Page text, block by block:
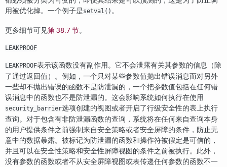
用被优化掉。一个例子是setval() 。
更多细节可见第 38.7 节。
LEAKPROOF
LEAKPROOF表示该函数没有副作用。它不会泄露有关其参数的信息（除
了通过返回值）。例如，一个只对某些参数值抛出错误消息而对另外
一些却不抛出错误的函数不是防泄漏的，一个把参数值包括在任何错
误消息中的函数也不是防泄漏的。这会影响系统如何执行在使用
security_barrier选项创建的视图或者开启了行级安全性的表上执行
查询。对于包含有非防泄漏函数的查询，系统将在任何来自查询本身
的用户提供条件之前强制来自安全策略或者安全屏障的条件，防止无
意中的数据暴露。被标记为防泄漏的函数和操作符被假定是可信的，
并且可以在安全性策略和安全性屏障视图的条件之前被执行。此外，
没有参数的函数或者不从安全屏障视图或表传递任何参数的函数不一